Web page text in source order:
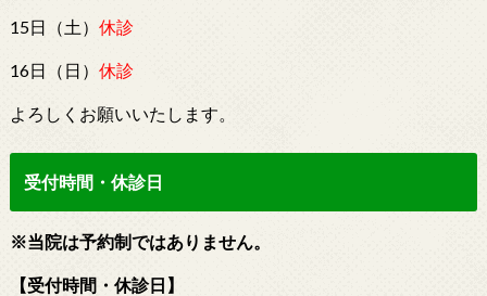
15日（土） 休診
16日（日） 休診
よろしくお願いいたします。
受付時間・休診日
※当院は予約制ではありません。
【受付時間・休診日】